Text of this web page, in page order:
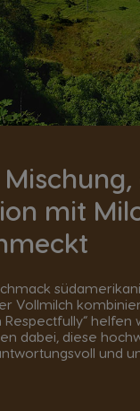
mit
Vollmilch
Respectfully“ helfen
dabei, diese
und